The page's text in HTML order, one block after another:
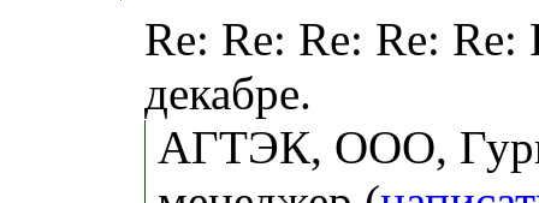
Re: Re: Re: Re:
декабре.
АГТЭК, ООО,